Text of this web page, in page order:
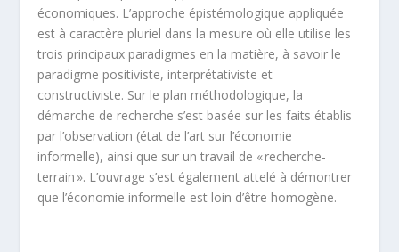
économiques. L’approche épistémologique appliquée
est à caractère pluriel dans la mesure où elle utilise les
trois principaux paradigmes en la matière, à savoir le
paradigme positiviste, interprétativiste et
constructiviste. Sur le plan méthodologique, la
démarche de recherche s’est basée sur les faits établis
par l’observation (état de l’art sur l’économie
informelle), ainsi que sur un travail de « recherche-
terrain ». L’ouvrage s’est également attelé à démontrer
que l’économie informelle est loin d’être homogène.